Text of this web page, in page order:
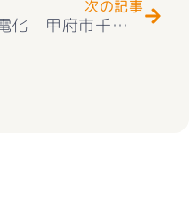
好評販売中(^^♪
次の記事
★お知らせ★太陽光発電＋オール電化 甲府市千塚5丁目 新築戸建12号 耐震２×４工法 学区：千塚小学校・北西中学校 好評販売中(^^♪